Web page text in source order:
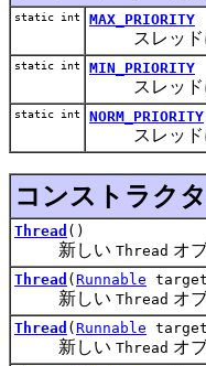
static int MAX_PRIORITY
スレッドに
static int MIN_PRIORITY
スレッドに
static int NORM_PRIORITY
スレッドに
コンストラク
Thread ()
新しい Thread オ
Thread ( Runnable
新しい Thread オ
Thread ( Runnable
新しい Thread オ